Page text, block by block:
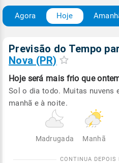
Agora Hoje
Previsão do Tempo
Nova (PR)
Hoje será mais frio que
Sol o dia todo. Muitas nuvens
manhã e à noite.
Madrugada Manhã